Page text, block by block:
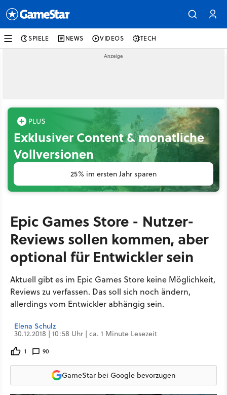
SPIELE NEWS VIDEOS TECH
Exklusiver Content & monatliche
Vollversionen
25% im ersten Jahr sparen
Epic Games Store - Nutzer-
Reviews sollen kommen, aber
optional für Entwickler sein
Aktuell gibt es im Epic Games Store keine Möglichkeit,
Reviews zu verfassen. Das soll sich noch ändern,
allerdings vom Entwickler abhängig sein.
Elena Schulz
30.12.2018 | 10:58 Uhr | ca. 1 Minute Lesezeit
1 90
GameStar bei Google bevorzugen